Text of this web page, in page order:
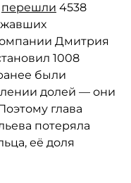
перешли 4538
Дмитрия
1008
были
долей — они
глава
потеряла
её доля